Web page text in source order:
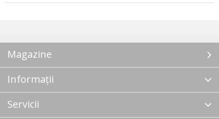
Magazine
Informații
Servicii